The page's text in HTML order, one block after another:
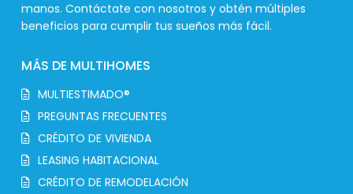
manos. Contáctate con nosotros y obtén múltiples
beneficios para cumplir tus sueños más fácil.
MÁS DE MULTIHOMES
MULTIESTIMADO®
PREGUNTAS FRECUENTES
CRÉDITO DE VIVIENDA
LEASING HABITACIONAL
CRÉDITO DE REMODELACIÓN